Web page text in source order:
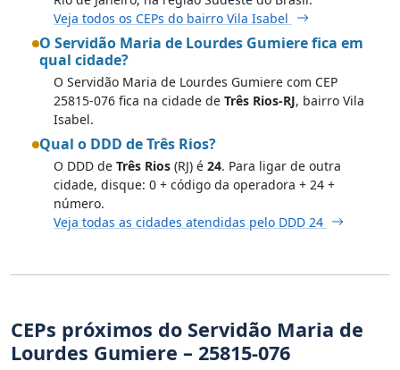
Veja todos os CEPs do bairro Vila Isabel
O Servidão Maria de Lourdes Gumiere fica em
qual cidade?
O Servidão Maria de Lourdes Gumiere com CEP
25815-076 fica na cidade de Três Rios-RJ, bairro Vila
Isabel.
Qual o DDD de Três Rios?
O DDD de Três Rios (RJ) é 24. Para ligar de outra
cidade, disque: 0 + código da operadora + 24 +
número.
Veja todas as cidades atendidas pelo DDD 24
CEPs próximos do Servidão Maria de
Lourdes Gumiere – 25815-076